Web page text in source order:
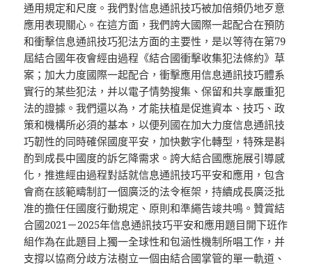
通用規定和尺度。我們對信息通訊技巧被加倍頻仍地歹意
應用表現關心。在這方面，我們誇大國際一起配合在預防
和衝擊信息通訊技巧犯法方面的主要性，是以等待在第79
屆結合國年夜會經由過程《結合國衝擊收集犯法條約》草
案；加大力度國際一起配合，衝擊應用信息通訊技巧體系
實行的某些犯法，并以電子情勢搜集、保留和共享嚴重犯
法的證據。我們還以為，才能扶植是促進資本、技巧、政
策和機構所必須的基本，以便列國在加大力度信息通訊技
巧韌性的同時確保國度平安，加快數字化轉型，特殊是斟
酌到成長中國度的訴乞降需求。誇大結合國應施展引導感
化，推進經由過程對話就信息通訊技巧平安和應用，包含
會商在該範疇制訂一個廣泛的法令框架，持續成長廣泛批
准的擔任任國度行動規定、原則和準繩告竣共鳴。贊賞結
合國2021－2025年信息通訊技巧平安和應用題目開下班作
組作為在此題目上獨一全球性和包涵性機制所唱工作，并
支撐以協商分歧方法樹立一個由結合國掌管的單一軌道、